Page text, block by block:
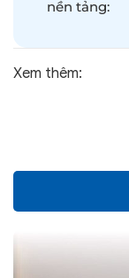
nền tảng:
Xem thêm: